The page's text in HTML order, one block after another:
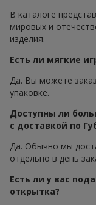
В каталоге
мировых и
изделия.
Есть ли мягкие
Да. Вы можете
упаковке.
Доступны ли
с доставкой по
Да. Обычно мы
отдельно в день
Есть ли у вас
открытка?